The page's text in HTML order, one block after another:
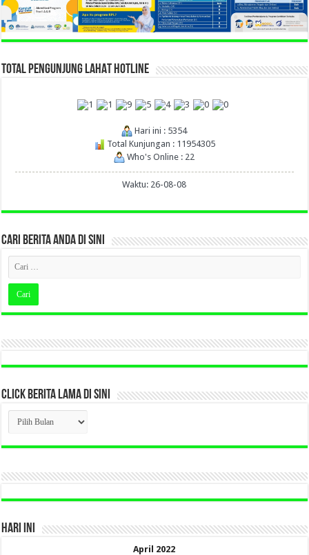
TOTAL PENGUNJUNG LAHAT HOTLINE
Hari ini : 5354
Total Kunjungan : 11954305
Who's Online : 22
Waktu: 26-08-08
CARI BERITA ANDA DI SINI
CLICK BERITA LAMA DI SINI
CLICK
BERITA
LAMA
DI
HARI INI
April 2022